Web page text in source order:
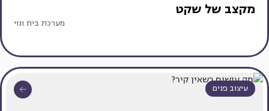
מקצב של שקט
מערכת בית ונוי
עיצוב פנים